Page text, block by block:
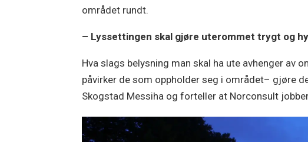
området rundt.
– Lyssettingen skal gjøre uterommet trygt og
Hva slags belysning man skal ha ute avhenger av
påvirker de som oppholder seg i området– gjøre
Skogstad Messiha og forteller at Norconsult